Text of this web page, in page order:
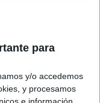
para
y/o accedemos
y procesamos
EL